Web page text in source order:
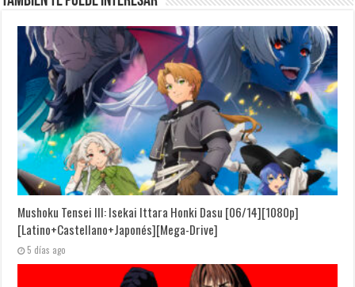
Mushoku Tensei III: Isekai Ittara Honki Dasu [06/14][1080p]
[Latino+Castellano+Japonés][Mega-Drive]
5 días ago